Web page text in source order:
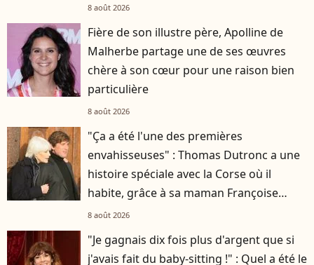
8 août 2026
Fière de son illustre père, Apolline de
Malherbe partage une de ses œuvres
chère à son cœur pour une raison bien
particulière
8 août 2026
"Ça a été l'une des premières
envahisseuses" : Thomas Dutronc a une
histoire spéciale avec la Corse où il
habite, grâce à sa maman Françoise
Hardy
8 août 2026
"Je gagnais dix fois plus d'argent que si
j'avais fait du baby-sitting !" : Quel a été le